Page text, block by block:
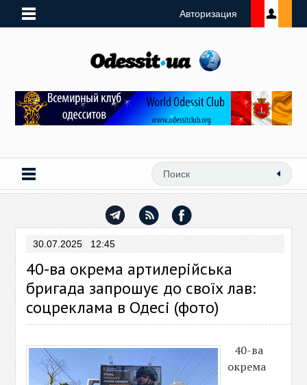
Авторизация
30.07.2025 12:45
40-ва окрема артилерійська
бригада запрошує до своїх лав:
соцреклама в Одесі (фото)
40-ва
окрема